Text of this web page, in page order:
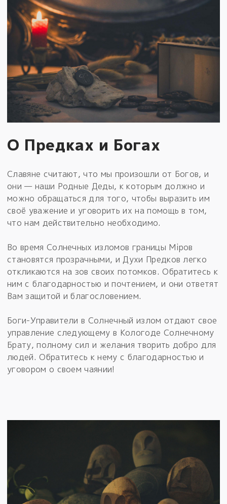
О Предках и Богах
Славяне считают, что мы произошли от Богов, и
они — наши Родные Деды, к которым должно и
можно обращаться для того, чтобы выразить им
своё уважение и уговорить их на помощь в том,
что нам действительно необходимо.
Во время Солнечных изломов границы Мiров
становятся прозрачными, и Духи Предков легко
откликаются на зов своих потомков. Обратитесь к
ним с благодарностью и почтением, и они ответят
Вам защитой и благословением.
Боги-Управители в Солнечный излом отдают свое
управление следующему в Кологоде Солнечному
Брату, полному сил и желания творить добро для
людей. Обратитесь к нему с благодарностью и
уговором о своем чаянии!